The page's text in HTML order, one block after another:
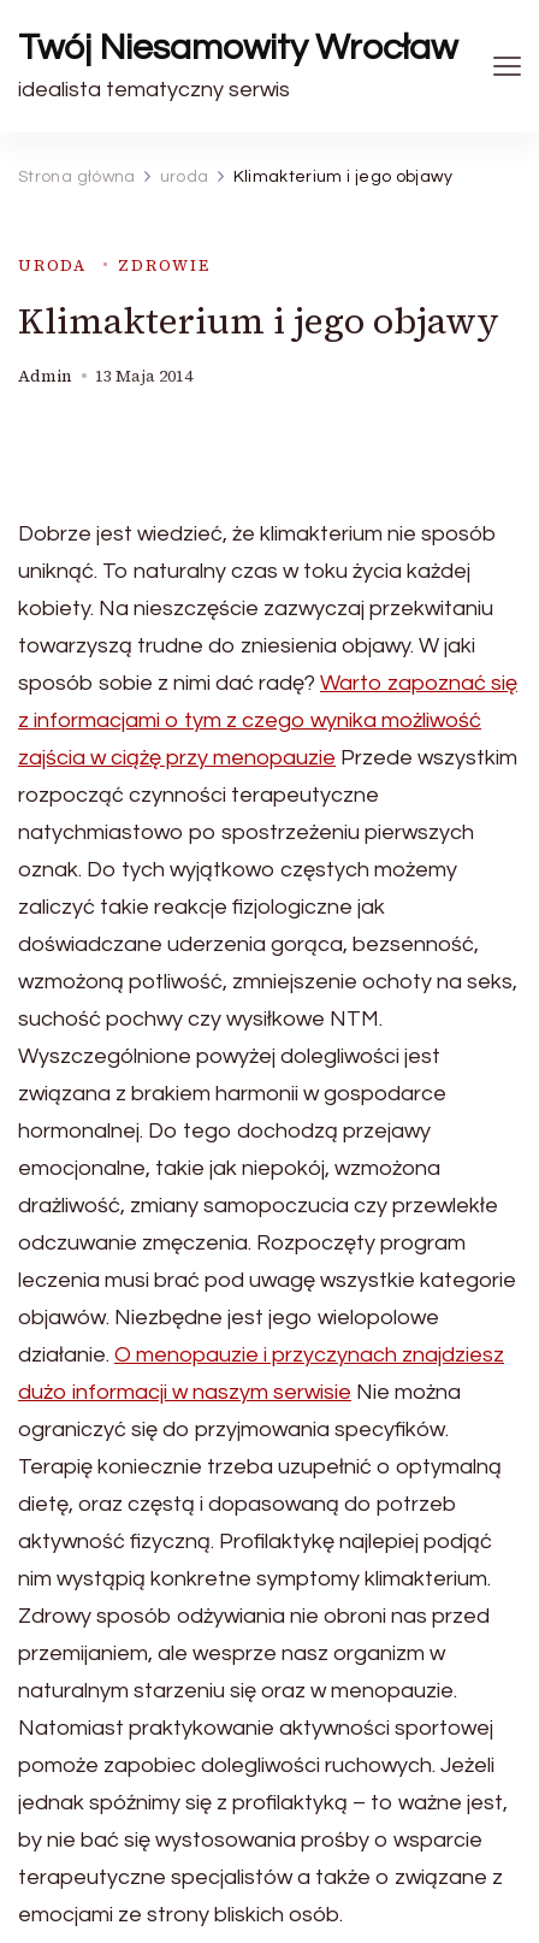
Twój Niesamowity Wrocław
idealista tematyczny serwis
Strona główna uroda Klimakterium i jego objawy
URODA ZDROWIE
Klimakterium i jego objawy
Admin 13 Maja 2014
Dobrze jest wiedzieć, że klimakterium nie sposób
uniknąć. To naturalny czas w toku życia każdej
kobiety. Na nieszczęście zazwyczaj przekwitaniu
towarzyszą trudne do zniesienia objawy. W jaki
sposób sobie z nimi dać radę? Warto zapoznać się
z informacjami o tym z czego wynika możliwość
zajścia w ciążę przy menopauzie Przede wszystkim
rozpocząć czynności terapeutyczne
natychmiastowo po spostrzeżeniu pierwszych
oznak. Do tych wyjątkowo częstych możemy
zaliczyć takie reakcje fizjologiczne jak
doświadczane uderzenia gorąca, bezsenność,
wzmożoną potliwość, zmniejszenie ochoty na seks,
suchość pochwy czy wysiłkowe NTM.
Wyszczególnione powyżej dolegliwości jest
związana z brakiem harmonii w gospodarce
hormonalnej. Do tego dochodzą przejawy
emocjonalne, takie jak niepokój, wzmożona
drażliwość, zmiany samopoczucia czy przewlekłe
odczuwanie zmęczenia. Rozpoczęty program
leczenia musi brać pod uwagę wszystkie kategorie
objawów. Niezbędne jest jego wielopolowe
działanie. O menopauzie i przyczynach znajdziesz
dużo informacji w naszym serwisie Nie można
ograniczyć się do przyjmowania specyfików.
Terapię koniecznie trzeba uzupełnić o optymalną
dietę, oraz częstą i dopasowaną do potrzeb
aktywność fizyczną. Profilaktykę najlepiej podjąć
nim wystąpią konkretne symptomy klimakterium.
Zdrowy sposób odżywiania nie obroni nas przed
przemijaniem, ale wesprze nasz organizm w
naturalnym starzeniu się oraz w menopauzie.
Natomiast praktykowanie aktywności sportowej
pomoże zapobiec dolegliwości ruchowych. Jeżeli
jednak spóźnimy się z profilaktyką – to ważne jest,
by nie bać się wystosowania prośby o wsparcie
terapeutyczne specjalistów a także o związane z
emocjami ze strony bliskich osób.